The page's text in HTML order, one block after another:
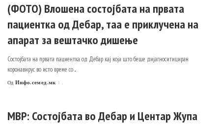
(ФОТО) Влошена состојбата на првата
пациентка од Дебар, таа е приклучена на
апарат за вештачко дишење
Состојбата на првата пациентка од Дебар кај која што беше дијагноситициран
коронавирус во исто време со...
Posted
Од Инфо.семед.мк .
МВР: Состојбата во Дебар и Центар Жупа